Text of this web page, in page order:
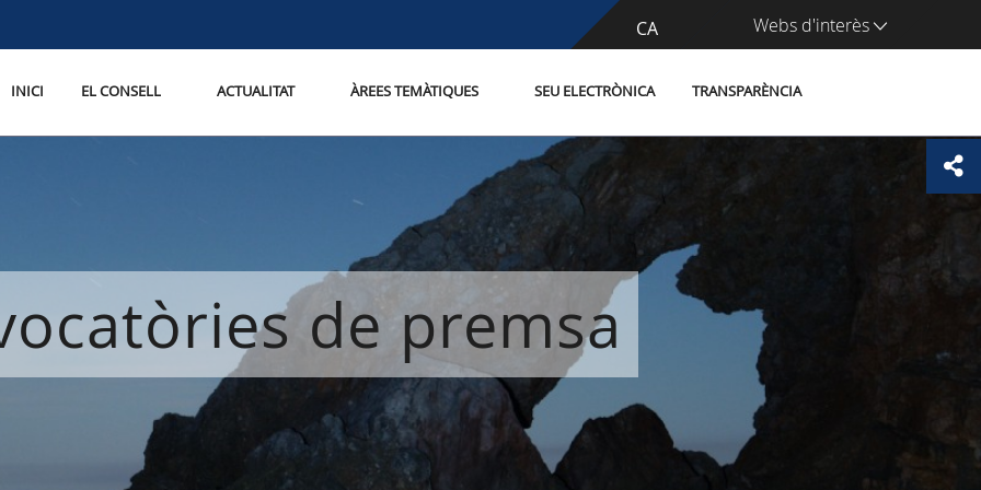
CA
ES Webs d'interès
INICI EL CONSELL ACTUALITAT ÀREES TEMÀTIQUES SEU ELECTRÒNICA TRANSPARÈNCIA
de premsa